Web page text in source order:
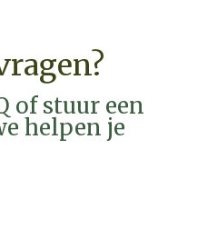
of stuur een
helpen je